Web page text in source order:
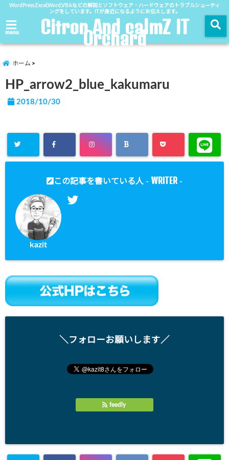
WordPress,Excel,Word,VBAなどの解説とソフトウェア・ハードウェアのトラブルシューティ
ングをしています。ITが身近になるようにお伝えします。
menu Citron And calmZ IT
Orchard
ホーム
HP_arrow2_blue_kakumaru
2018/10/30
この記事を書いている人 - WRITER -
kazit
＼フォローお願いします／
feedly